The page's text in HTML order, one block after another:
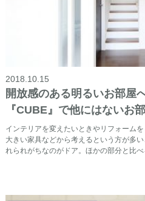
2018.10.15
開放感のある明るいお部
『CUBE』で他にはないお
インテリアを変えたいときやリフォーム
大きい家具などから考えるという方が多
れられがちなのがドア。ほかの部分と比